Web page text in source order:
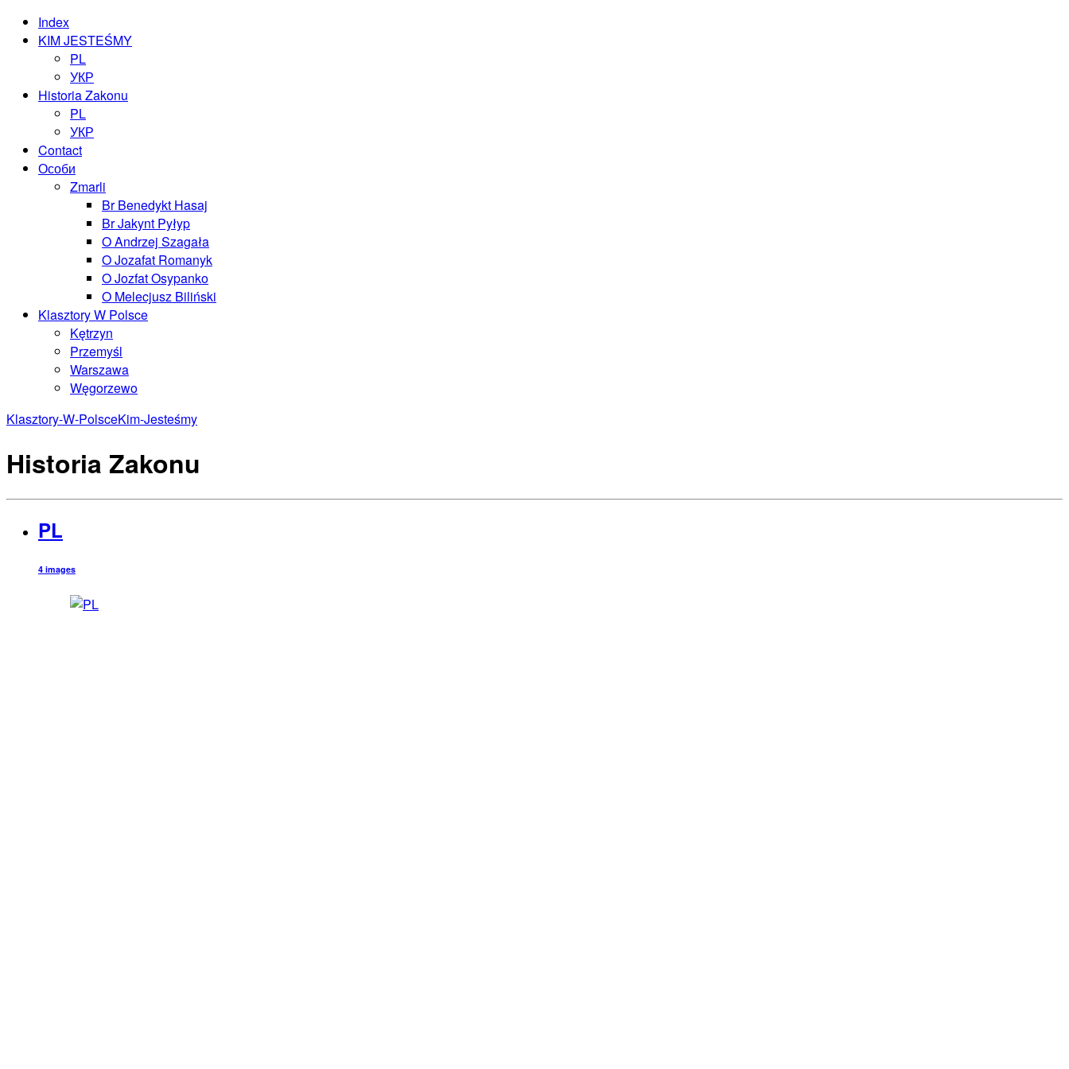
Index
KIM JESTEŚMY
PL
УКР
Historia Zakonu
PL
УКР
Contact
Особи
Zmarli
Br Benedykt Hasaj
Br Jakynt Pyłyp
O Andrzej Szagała
O Jozafat Romanyk
O Jozfat Osypanko
O Melecjusz Biliński
Klasztory W Polsce
Kętrzyn
Przemyśl
Warszawa
Węgorzewo
Klasztory-W-PolsceKim-Jesteśmy
Historia Zakonu
PL
4 images